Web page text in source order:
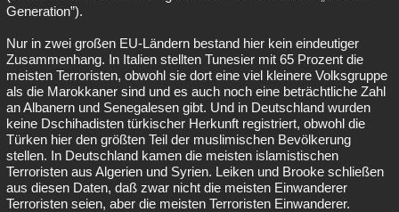
Generation”).
Nur in zwei großen EU-Ländern bestand hier kein eindeutiger
Zusammenhang. In Italien stellten Tunesier mit 65 Prozent die
meisten Terroristen, obwohl sie dort eine viel kleinere Volksgruppe
als die Marokkaner sind und es auch noch eine beträchtliche Zahl
an Albanern und Senegalesen gibt. Und in Deutschland wurden
keine Dschihadisten türkischer Herkunft registriert, obwohl die
Türken hier den größten Teil der muslimischen Bevölkerung
stellen. In Deutschland kamen die meisten islamistischen
Terroristen aus Algerien und Syrien. Leiken und Brooke schließen
aus diesen Daten, daß zwar nicht die meisten Einwanderer
Terroristen seien, aber die meisten Terroristen Einwanderer.